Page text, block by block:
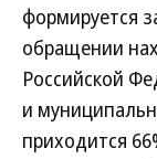
формируется
обращении
Российской
и
приходится